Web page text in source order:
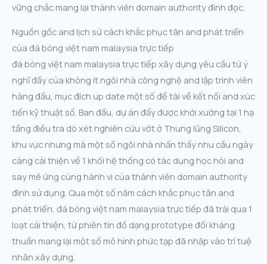
vững chắc mang lại thành viên domain authority đình đọc.
Nguồn gốc and lịch sử cách khắc phục tân and phát triển
của đá bóng việt nam malaysia trực tiếp
đá bóng việt nam malaysia trực tiếp xây dựng yêu cầu từ ý
nghĩ đấy của không ít ngôi nhà công nghệ and lập trình viên
hàng đầu, mục đích up date một số đề tài về kết nối and xúc
tiến kỹ thuật số. Ban đầu, dự án đấy được khởi xướng tại 1 hạ
tầng điều tra dò xét nghiên cứu vớt ở Thung lũng Silicon,
khu vực nhưng mà một số ngôi nhà nhấn thấy nhu cầu ngày
càng cải thiện về 1 khối hệ thống có tác dụng học hỏi and
say mê ứng cùng hành vi của thành viên domain authority
đình sử dụng. Qua một số năm cách khắc phục tân and
phát triển, đá bóng việt nam malaysia trực tiếp đã trải qua 1
loạt cải thiện, từ phiên tín đồ dạng prototype đối kháng
thuần mang lại một số mô hình phức tạp đã nhập vào trí tuệ
nhân xây dựng.